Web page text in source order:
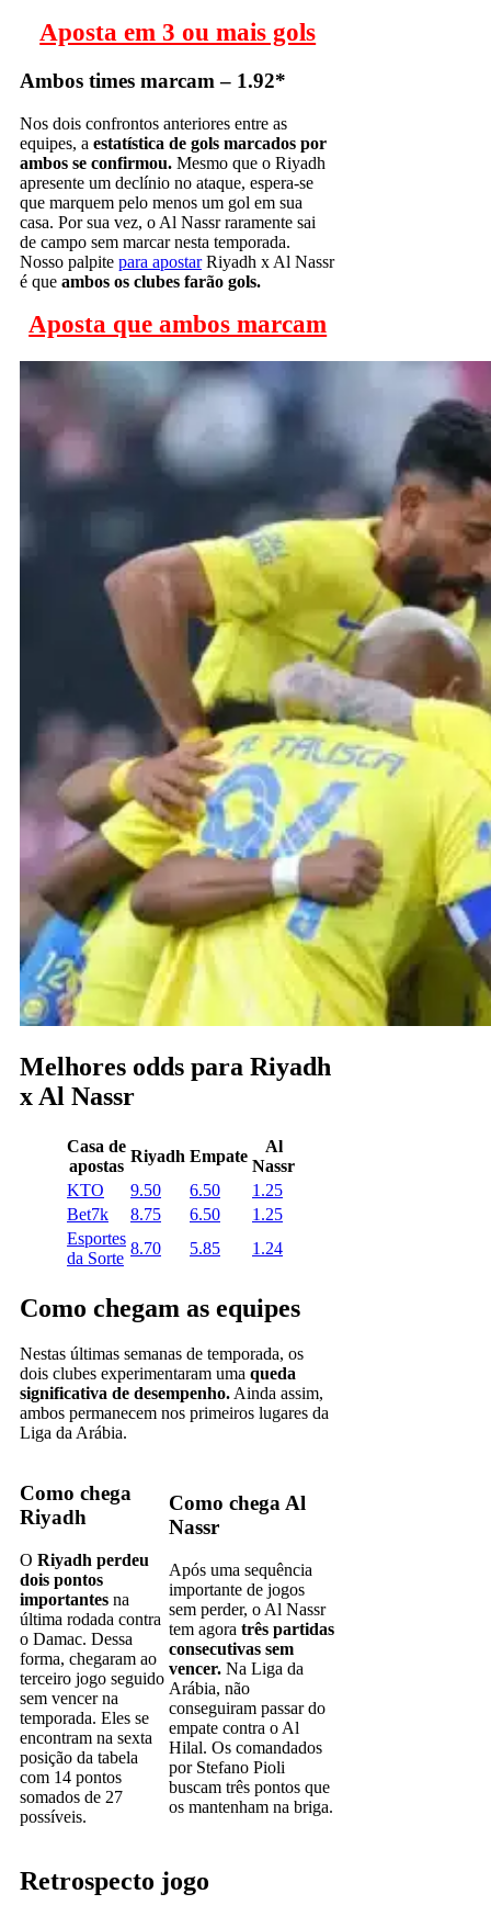
Aposta em 3 ou mais gols
Ambos times marcam – 1.92*
Nos dois confrontos anteriores entre as
equipes, a estatística de gols marcados por
ambos se confirmou. Mesmo que o Riyadh
apresente um declínio no ataque, espera-se
que marquem pelo menos um gol em sua
casa. Por sua vez, o Al Nassr raramente sai
de campo sem marcar nesta temporada.
Nosso palpite para apostarRiyadh x Al Nassr
é que ambos os clubes farão gols.
Aposta que ambos marcam
Melhores odds para Riyadh
x Al Nassr
Casa de
apostas
Riyadh Empate
Al
Nassr
KTO
9.50 6.50
1.25
Bet7k
8.75 6.50
1.25
Esportes
da Sorte
8.70 5.85 1.24
Como chegam as equipes
Nestas últimas semanas de temporada, os
dois clubes experimentaram uma queda
significativa de desempenho.Ainda assim,
ambos permanecem nos primeiros lugares da
Liga da Arábia.
Como chega
Riyadh
O Riyadh perdeu
dois pontos
importantes na
última rodada contra
o Damac. Dessa
forma, chegaram ao
terceiro jogo seguido
sem vencer na
temporada. Eles se
encontram na sexta
posição da tabela
com 14 pontos
somados de 27
possíveis.
Como chega Al
Nassr
Após uma sequência
importante de jogos
sem perder, o Al Nassr
tem agora três partidas
consecutivas sem
vencer. Na Liga da
Arábia, não
conseguiram passar do
empate contra o Al
Hilal. Os comandados
por Stefano Pioli
buscam três pontos que
os mantenham na briga.
Retrospecto jogo